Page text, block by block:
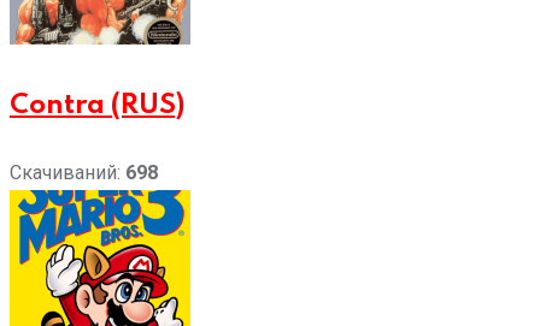
Contra (RUS)
Скачиваний: 698